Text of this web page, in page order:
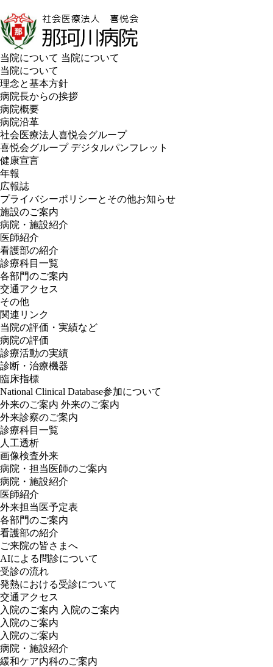
当院について 当院について
当院について
理念と基本方針
病院長からの挨拶
病院概要
病院沿革
社会医療法人喜悦会グループ
喜悦会グループ デジタルパンフレット
健康宣言
年報
広報誌
プライバシーポリシーとその他お知らせ
施設のご案内
病院・施設紹介
医師紹介
看護部の紹介
診療科目一覧
各部門のご案内
交通アクセス
その他
関連リンク
当院の評価・実績など
病院の評価
診療活動の実績
診断・治療機器
臨床指標
National Clinical Database参加について
外来のご案内 外来のご案内
外来診察のご案内
診療科目一覧
人工透析
画像検査外来
病院・担当医師のご案内
病院・施設紹介
医師紹介
外来担当医予定表
各部門のご案内
看護部の紹介
ご来院の皆さまへ
AIによる問診について
受診の流れ
発熱における受診について
交通アクセス
入院のご案内 入院のご案内
入院のご案内
入院のご案内
病院・施設紹介
緩和ケア内科のご案内